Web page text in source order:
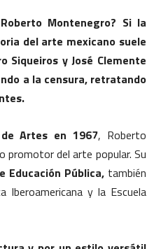
Montenegro? Si la
del arte mexicano suele
Siqueiros y José Clemente
a la censura, retratando
Artes en 1967, Roberto
promotor del arte popular. Su
Educación Pública,también
Iberoamericana y la Escuela